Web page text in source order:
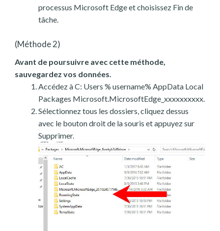
processus Microsoft Edge et choisissez Fin de
tâche.
(Méthode 2)
Avant de poursuivre avec cette méthode,
sauvegardez vos données.
Accédez à C: Users % username% AppData Local
Packages Microsoft.MicrosoftEdge_xxxxxxxxxx.
Sélectionnez tous les dossiers, cliquez dessus
avec le bouton droit de la souris et appuyez sur
Supprimer.